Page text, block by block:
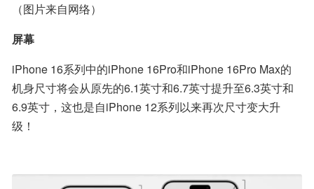
（图片来自网络）
屏幕
iPhone 16系列中的iPhone 16Pro和iPhone 16Pro Max的
机身尺寸将会从原先的6.1英寸和6.7英寸提升至6.3英寸和
6.9英寸，这也是自iPhone 12系列以来再次尺寸变大升
级！